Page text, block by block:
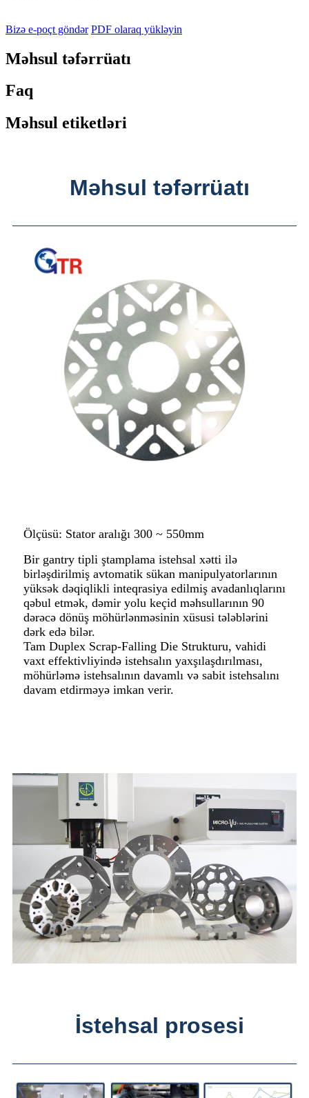
Bizə e-poçt göndər PDF olaraq yükləyin
Məhsul təfərrüatı
Faq
Məhsul etiketləri
Məhsul təfərrüatı
Ölçüsü: Stator aralığı 300 ~ 550mm
Bir gantry tipli ştamplama istehsal xətti ilə
birləşdirilmiş avtomatik sükan manipulyatorlarının
yüksək dəqiqlikli inteqrasiya edilmiş avadanlıqlarını
qəbul etmək, dəmir yolu keçid məhsullarının 90
dərəcə dönüş möhürlənməsinin xüsusi tələblərini
dərk edə bilər.
Tam Duplex Scrap-Falling Die Strukturu, vahidi
vaxt effektivliyində istehsalın yaxşılaşdırılması,
möhürləmə istehsalının davamlı və sabit istehsalını
davam etdirməyə imkan verir.
İstehsal prosesi